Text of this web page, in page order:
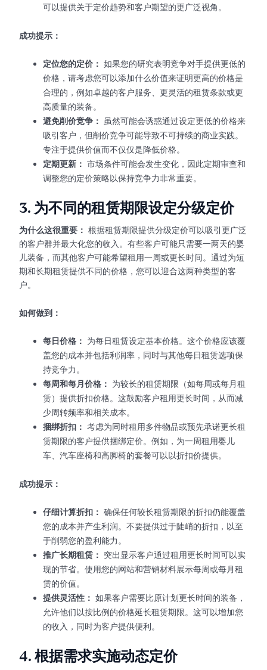
可以提供关于定价趋势和客户期望的更广泛视角。
成功提示：
定位您的定价： 如果您的研究表明竞争对手提供更低的
价格，请考虑您可以添加什么价值来证明更高的价格是
合理的，例如卓越的客户服务、更灵活的租赁条款或更
高质量的装备。
避免削价竞争： 虽然可能会诱惑通过设定更低的价格来
吸引客户，但削价竞争可能导致不可持续的商业实践。
专注于提供价值而不仅仅是降低价格。
定期更新： 市场条件可能会发生变化，因此定期审查和
调整您的定价策略以保持竞争力非常重要。
3. 为不同的租赁期限设定分级定价
为什么这很重要： 根据租赁期限提供分级定价可以吸引更广泛
的客户群并最大化您的收入。有些客户可能只需要一两天的婴
儿装备，而其他客户可能希望租用一周或更长时间。通过为短
期和长期租赁提供不同的价格，您可以迎合这两种类型的客
户。
如何做到：
每日价格： 为每日租赁设定基本价格。这个价格应该覆
盖您的成本并包括利润率，同时与其他每日租赁选项保
持竞争力。
每周和每月价格： 为较长的租赁期限（如每周或每月租
赁）提供折扣价格。这鼓励客户租用更长时间，从而减
少周转频率和相关成本。
捆绑折扣： 考虑为同时租用多件物品或预先承诺更长租
赁期限的客户提供捆绑定价。例如，为一周租用婴儿
车、汽车座椅和高脚椅的套餐可以以折扣价提供。
成功提示：
仔细计算折扣： 确保任何较长租赁期限的折扣仍能覆盖
您的成本并产生利润。不要提供过于陡峭的折扣，以至
于削弱您的盈利能力。
推广长期租赁： 突出显示客户通过租用更长时间可以实
现的节省。使用您的网站和营销材料展示每周或每月租
赁的价值。
提供灵活性： 如果客户需要比原计划更长时间的装备，
允许他们以按比例的价格延长租赁期限。这可以增加您
的收入，同时为客户提供便利。
4. 根据需求实施动态定价